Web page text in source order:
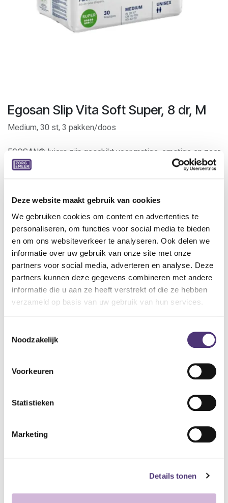
Deze website maakt gebruik van cookies
We gebruiken cookies om content en advertenties te
personaliseren, om functies voor social media te bieden
en om ons websiteverkeer te analyseren. Ook delen we
informatie over uw gebruik van onze site met onze
partners voor social media, adverteren en analyse. Deze
partners kunnen deze gegevens combineren met andere
informatie die u aan ze heeft verstrekt of die ze hebben
verzameld op basis van uw gebruik van hun services.
Noodzakelijk
Voorkeuren
Statistieken
Marketing
Details tonen
Egosan Slip Vita Soft Super, 8 dr, M
Medium, 30 st, 3 pakken/doos
EGOSAN® luiers zijn geschikt voor matige, ernstige en zeer
ernstige incontinentie.
Zij bieden maximale bescherming bij urine- en
Dankzij de ademende buitenzijde zijn ze bijzonder geschikt
voor patiënten die veel belang hechten aan een aangenaam
en droog huidgevoel.
Specificaties:
Hersluitbare slips
Bevat zachte elastieken
Zacht non-woven materiaal dat aanvoelt als katoen
Extra cellulose pad met een superabsorberende
26,18€
Aan winkelmandje toevoegen
Levering: 2-5 werkdagen*
*Bij grote aankopen, gelieve de klantendienst te contacteren. Hier